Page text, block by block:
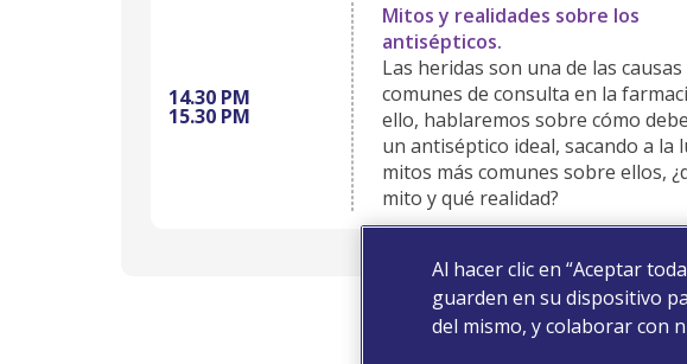
14.30 PM
15.30 PM
Mitos y realidades sobre los
antisépticos.
Las heridas son una de las causas
comunes de consulta en la
ello, hablaremos sobre cómo
un antiséptico ideal, sacando a la
mitos más comunes sobre ellos,
mito y qué realidad?
Al hacer clic en “Aceptar
guarden en su dispositivo
del mismo, y colaborar con